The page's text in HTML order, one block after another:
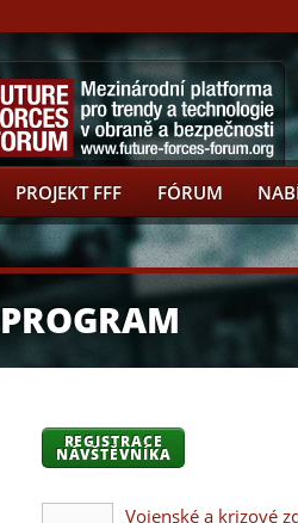
PROJEKT FFF FÓRUM
PROGRAM
REGISTRACE
NÁVŠTĚVNÍKA
Vojenské a krizové